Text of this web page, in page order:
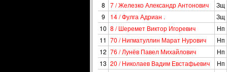
8
7 / Железко Александр Антонович Зщ
9
14 / Фулга Адриан . Зщ
10 8 / Шеремет Виктор Игоревич Нп
11 70 / Нигматуллин Марат Нурович Нп
12 76 / Лунёв Павел Михайлович Нп
13 20 / Николаев Вадим Евстафьевич Нп